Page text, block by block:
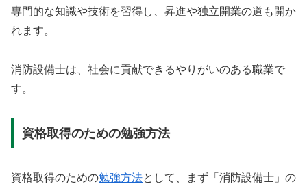
専門的な知識や技術を習得し、昇進や独立開業の道も開か
れます。
消防設備士は、社会に貢献できるやりがいのある職業で
す。
資格取得のための勉強方法
資格取得のための勉強方法として、まず「消防設備士」の